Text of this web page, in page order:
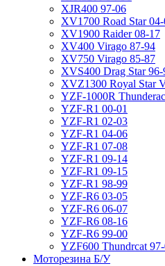
XJR400 97-06
XV1700 Road Star
XV1900 Raider 08-17
XV400 Virago 87-94
XV750 Virago 85-87
XVS400 Drag Star 96-
XVZ1300 Royal Star
YZF-1000R
YZF-R1 00-01
YZF-R1 02-03
YZF-R1 04-06
YZF-R1 07-08
YZF-R1 09-14
YZF-R1 09-15
YZF-R1 98-99
YZF-R6 03-05
YZF-R6 06-07
YZF-R6 08-16
YZF-R6 99-00
YZF600 Thundrcat
Моторезина Б/У